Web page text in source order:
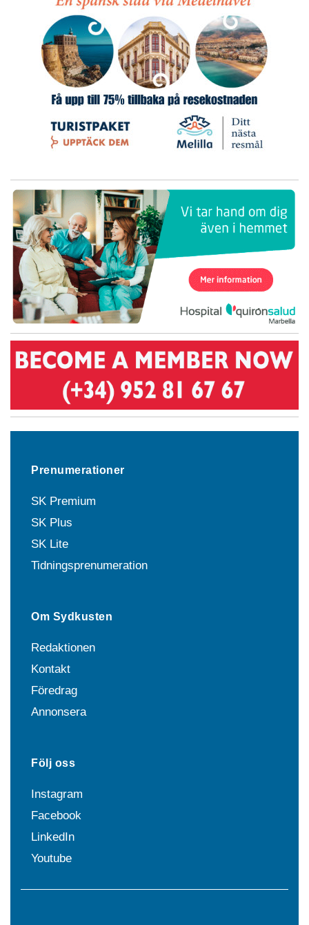
Prenumerationer
SK Premium
SK Plus
SK Lite
Tidningsprenumeration
Om Sydkusten
Redaktionen
Kontakt
Föredrag
Annonsera
Följ oss
Instagram
Facebook
LinkedIn
Youtube